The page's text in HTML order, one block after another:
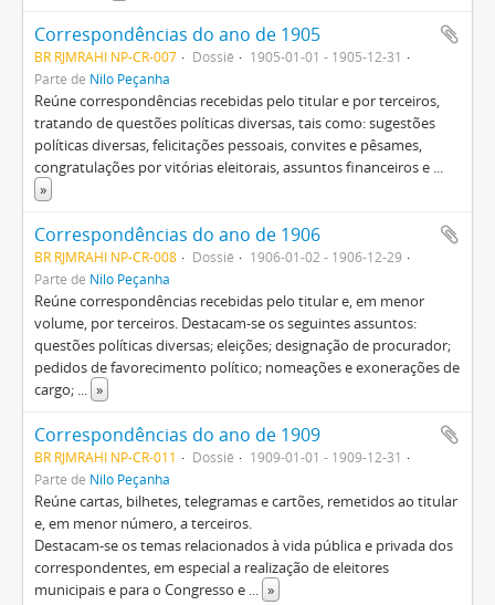
Correspondências do ano de 1905
BR RJMRAHI NP-CR-007 Dossiê
1905-01-01 - 1905-12-31
Parte de Nilo Peçanha
Reúne correspondências recebidas pelo titular e por terceiros,
tratando de questões políticas diversas, tais como: sugestões
políticas diversas, felicitações pessoais, convites e pêsames,
congratulações por vitórias eleitorais, assuntos financeiros e ...
»
Correspondências do ano de 1906
BR RJMRAHI NP-CR-008 Dossiê
1906-01-02 - 1906-12-29
Parte de Nilo Peçanha
Reúne correspondências recebidas pelo titular e, em menor
volume, por terceiros. Destacam-se os seguintes assuntos:
questões políticas diversas; eleições; designação de procurador;
pedidos de favorecimento político; nomeações e exonerações de
cargo; ... »
Correspondências do ano de 1909
BR RJMRAHI NP-CR-011 Dossiê
1909-01-01 - 1909-12-31
Parte de Nilo Peçanha
Reúne cartas, bilhetes, telegramas e cartões, remetidos ao titular
e, em menor número, a terceiros.
Destacam-se os temas relacionados à vida pública e privada dos
correspondentes, em especial a realização de eleitores
municipais e para o Congresso e ... »